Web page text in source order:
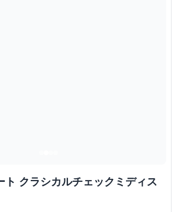
ト クラシカルチェックミディス